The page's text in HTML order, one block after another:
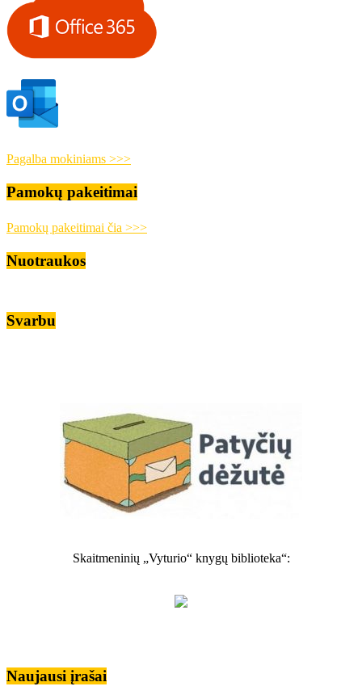
Pagalba mokiniams >>>
Pamokų pakeitimai
Pamokų pakeitimai čia >>>
Nuotraukos
Svarbu
Skaitmeninių „Vyturio“ knygų biblioteka“:
Naujausi įrašai